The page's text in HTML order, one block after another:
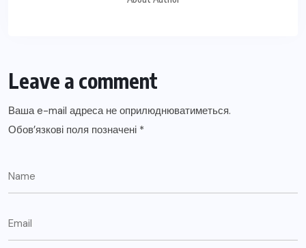
Leave a comment
Ваша e-mail адреса не оприлюднюватиметься.
Обов’язкові поля позначені *